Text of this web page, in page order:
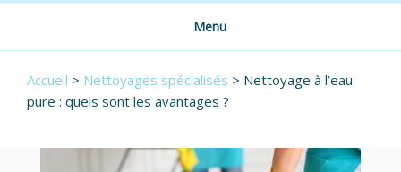
Menu
Accueil > Nettoyages spécialisés > Nettoyage à l’eau
pure : quels sont les avantages ?